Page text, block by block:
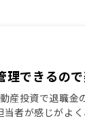
できるので
産投資で退職金
当者が感じがよ